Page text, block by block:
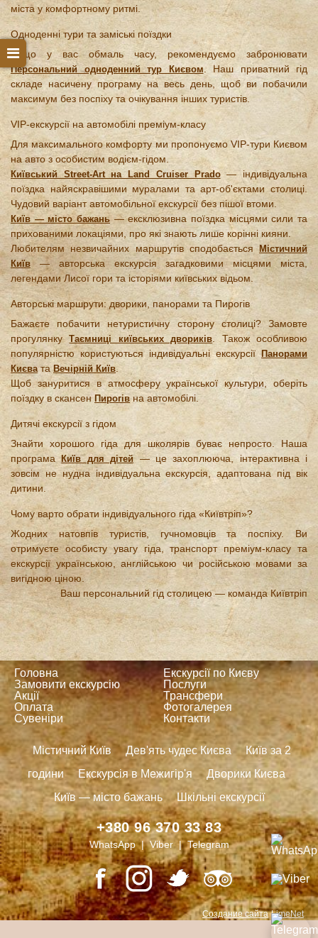
міста у комфортному ритмі.
Одноденні тури та заміські поїздки
Якщо у вас обмаль часу, рекомендуємо забронювати
Персональний одноденний тур Києвом . Наш приватний гід
складе насичену програму на весь день, щоб ви побачили
максимум без поспіху та очікування інших туристів.
VIP-екскурсії на автомобілі преміум-класу
Для максимального комфорту ми пропонуємо VIP-тури Києвом
на авто з особистим водієм-гідом.
Київський Street-Art на Land Cruiser Prado— індивідуальна
поїздка найяскравішими муралами та арт-об'єктами столиці.
Чудовий варіант автомобільної екскурсії без пішої втоми.
Київ — місто бажань — ексклюзивна поїздка місцями сили та
прихованими локаціями, про які знають лише корінні кияни.
Любителям незвичайних маршрутів сподобаєтьсяМістичний
Київ — авторська екскурсія загадковими місцями міста,
легендами Лисої гори та історіями київських відьом.
Авторські маршрути: дворики, панорами та Пирогів
Бажаєте побачити нетуристичну сторону столиці? Замовте
прогулянкуТаємниці київських двориків . Також особливою
популярністю користуються індивідуальні екскурсіїПанорами
Києва таВечірній Київ.
Щоб зануритися в атмосферу української культури, оберіть
поїздку в скансенПирогівна автомобілі.
Дитячі екскурсії з гідом
Знайти хорошого гіда для школярів буває непросто. Наша
програмаКиїв для дітей— це захоплююча, інтерактивна і
зовсім не нудна індивідуальна екскурсія, адаптована під вік
дитини.
Чому варто обрати індивідуального гіда «Київтріп»?
Жодних натовпів туристів, гучномовців та поспіху. Ви
отримуєте особисту увагу гіда, транспорт преміум-класу та
екскурсії українською, англійською чи російською мовами за
вигідною ціною.
Ваш персональний гід столицею — команда Київтріп
Головна
Екскурсії по Києву
Замовити екскурсію
Послуги
Акції
Трансфери
Оплата
Фотогалерея
Сувеніри
Контакти
Містичний Київ Дев'ять чудес Києва
Київ за 2
години
Екскурсія в Межигір'я
Дворики Києва
Київ — місто бажань
Шкільні екскурсії
+380 96 370 33 83
WhatsApp | Viber | Telegram
Создание сайта LimeNet